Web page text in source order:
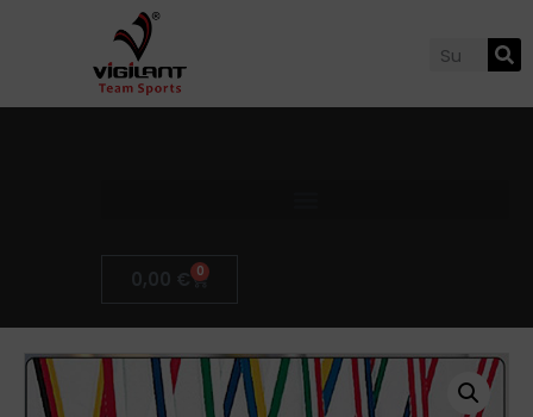
0,00 € 0